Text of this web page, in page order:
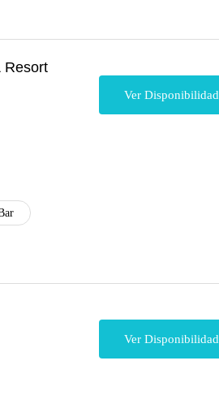
Resort
Ver Disponibilidad
Ver Disponibilidad